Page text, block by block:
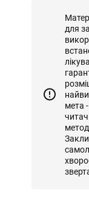
для
мета